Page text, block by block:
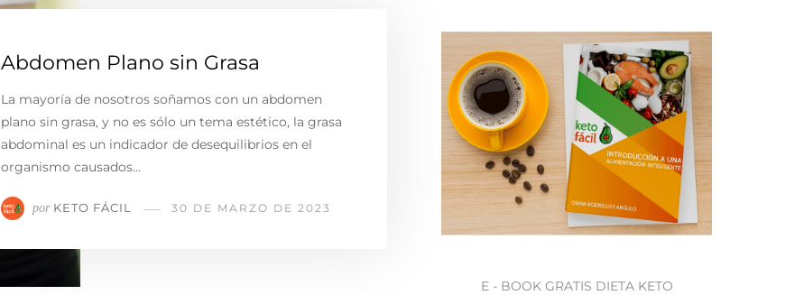
Abdomen Plano sin Grasa
La mayoría de nosotros soñamos con un abdomen
plano sin grasa, y no es sólo un tema estético, la grasa
abdominal es un indicador de desequilibrios en el
organismo causados…
por KETO FÁCIL 30 DE MARZO DE 2023
E - BOOK GRATIS DIETA KETO